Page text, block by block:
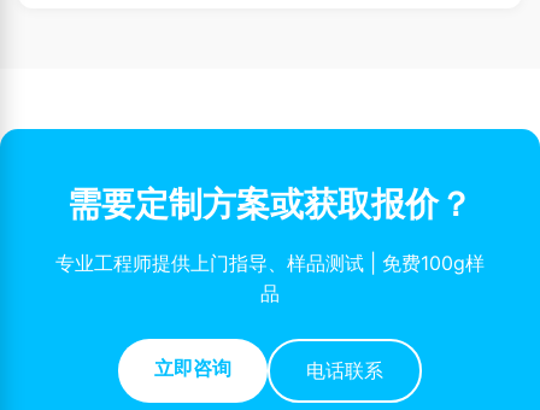
需要定制方案或获取报价？
专业工程师提供上门指导、样品测试 | 免费100g样
品
立即咨询 电话联系